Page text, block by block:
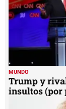
MUNDO
Trump y
insultos (por